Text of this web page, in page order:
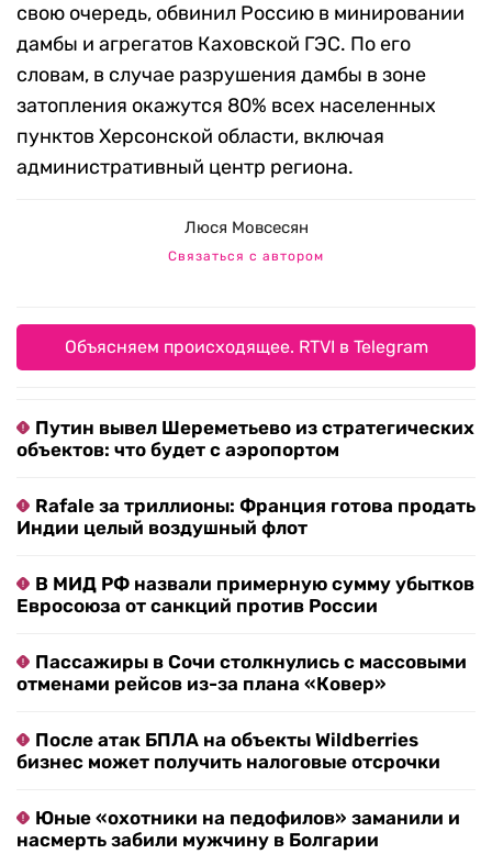
свою очередь, обвинил Россию в минировании
дамбы и агрегатов Каховской ГЭС. По его
словам, в случае разрушения дамбы в зоне
затопления окажутся 80% всех населенных
пунктов Херсонской области, включая
административный центр региона.
Люся Мовсесян
Связаться с автором
Объясняем происходящее. RTVI в Telegram
Путин вывел Шереметьево из стратегических
объектов: что будет с аэропортом
Rafale за триллионы: Франция готова продать
Индии целый воздушный флот
В МИД РФ назвали примерную сумму убытков
Евросоюза от санкций против России
Пассажиры в Сочи столкнулись с массовыми
отменами рейсов из-за плана «Ковер»
После атак БПЛА на объекты Wildberries
бизнес может получить налоговые отсрочки
Юные «охотники на педофилов» заманили и
насмерть забили мужчину в Болгарии